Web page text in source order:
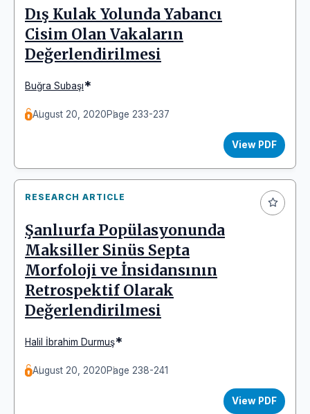
Dış Kulak Yolunda Yabancı
Cisim Olan Vakaların
Değerlendirilmesi
Buğra Subaşı*
August 20, 2020Page 233-237
View PDF
RESEARCH ARTICLE
Şanlıurfa Popülasyonunda
Maksiller Sinüs Septa
Morfoloji ve İnsidansının
Retrospektif Olarak
Değerlendirilmesi
Halil İbrahim Durmuş*
August 20, 2020Page 238-241
View PDF